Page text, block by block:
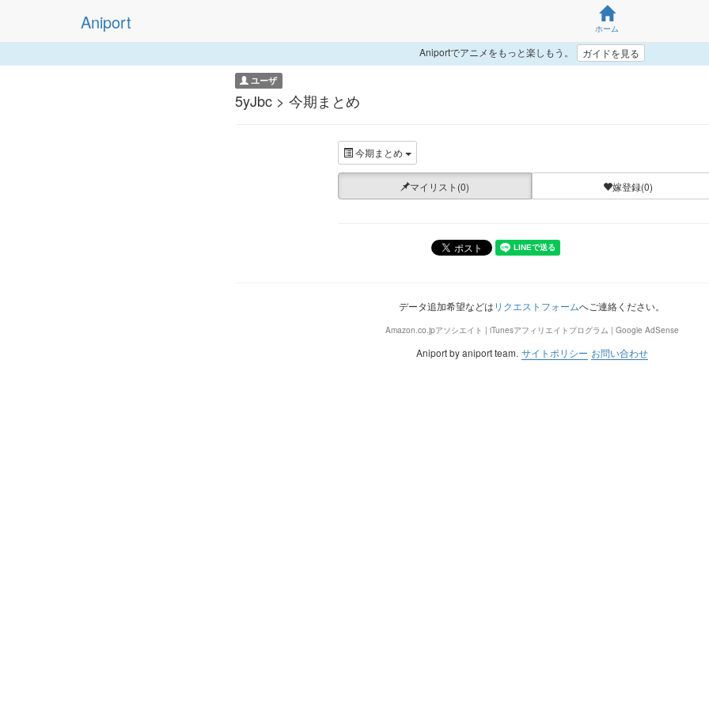
Aniport ホーム
Aniportでアニメをもっと楽しもう。 ガイドを見る
ユーザ
5yJbc > 今期まとめ
今期まとめ
マイリスト(0) 嫁登録(0)
データ追加希望などはリクエストフォームへご連絡ください。
Amazon.co.jpアソシエイト | iTunesアフィリエイトプログラム | Google AdSense
Aniport by aniport team. サイトポリシー お問い合わせ